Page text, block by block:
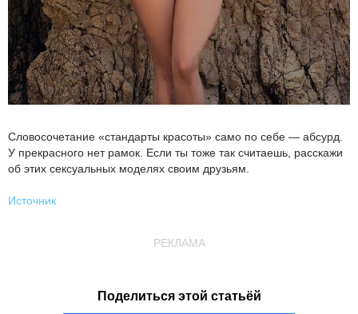
Словосочетание «стандарты красоты» само по себе — абсурд.
У прекрасного нет рамок. Если ты тоже так считаешь, расскажи
об этих сексуальных моделях своим друзьям.
Источник
РЕКЛАМА
Поделиться этой статьёй